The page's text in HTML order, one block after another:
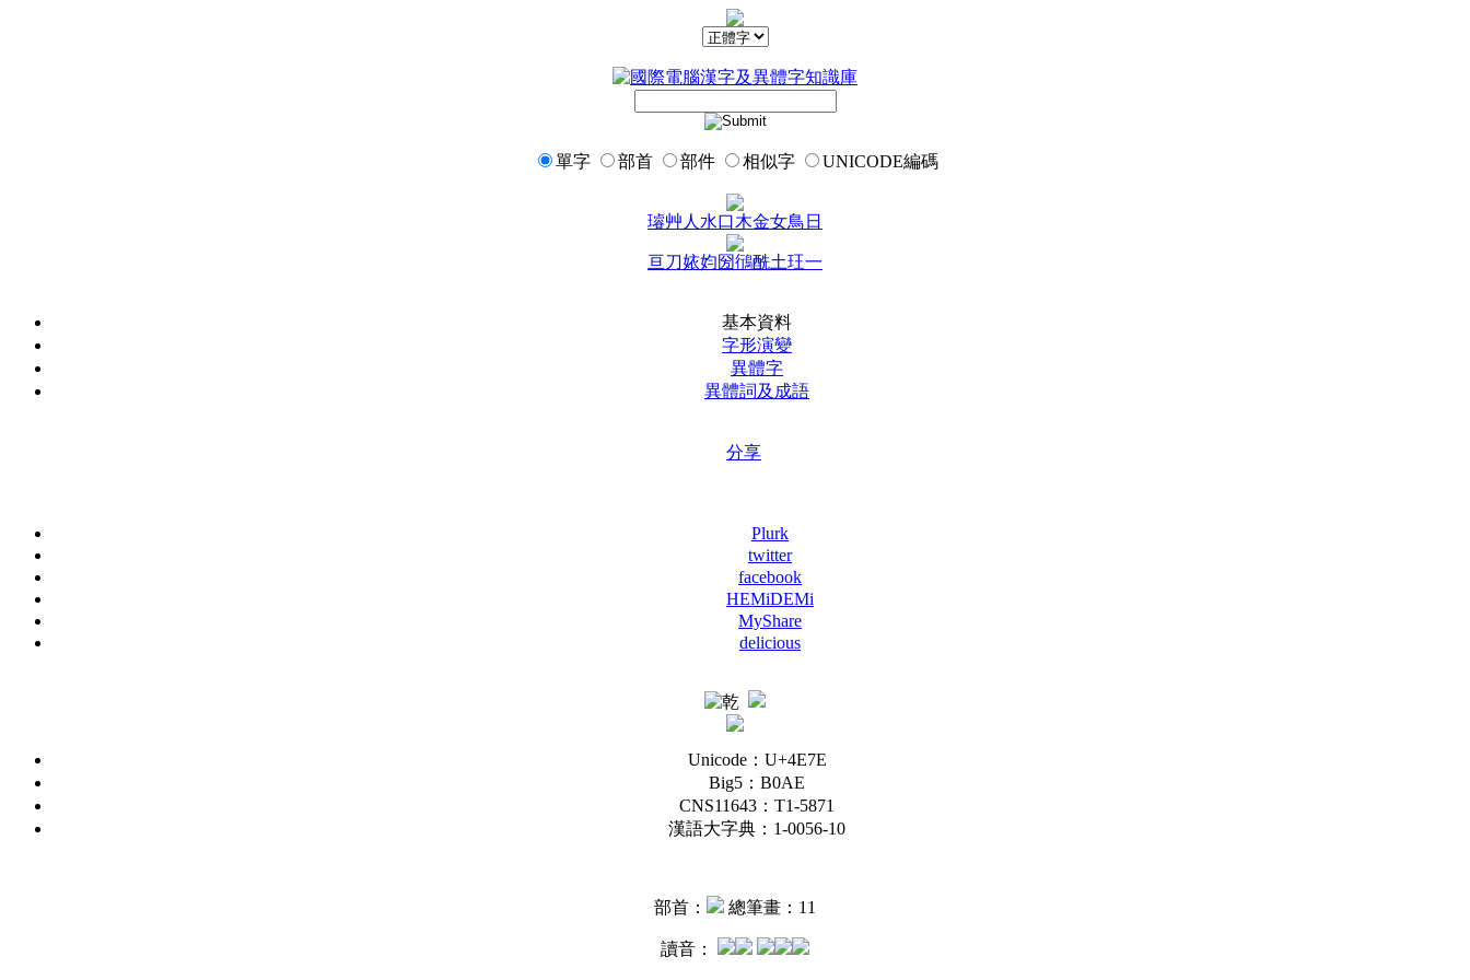
單字 部首 部件 相似字 UNICODE編碼
璿艸 人 水口木金女鳥 日
亘刀㛄㚬圀鴴酰土玨一
基本資料
字形演變
異體字
異體詞及成語
分享
Plurk
twitter
facebook
HEMiDEMi
MyShare
delicious
Unicode：U+4E7E
Big5：B0AE
CNS11643：T1-5871
漢語大字典：1-0056-10
部首： 總筆畫：11
讀音：